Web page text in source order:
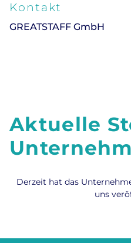
Kontakt
GREATSTAFF GmbH
Aktuelle
Derzeit hat das
uns